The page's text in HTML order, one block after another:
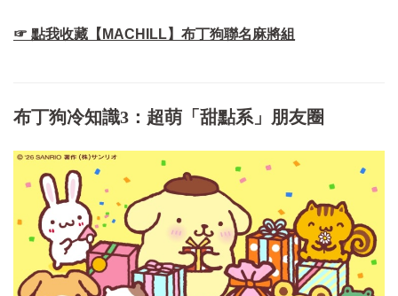
☞ 點我收藏【MACHILL】布丁狗聯名麻將組
布丁狗冷知識3：超萌「甜點系」朋友圈